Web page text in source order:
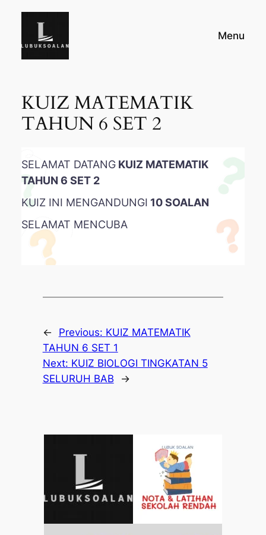
Menu
KUIZ MATEMATIK
TAHUN 6 SET 2
SELAMAT DATANGKUIZ MATEMATIK
TAHUN 6 SET 2
KUIZ INI MENGANDUNGI 10 SOALAN
SELAMAT MENCUBA
← Previous: KUIZ MATEMATIK
TAHUN 6 SET 1
Next: KUIZ BIOLOGI TINGKATAN 5
SELURUH BAB
→